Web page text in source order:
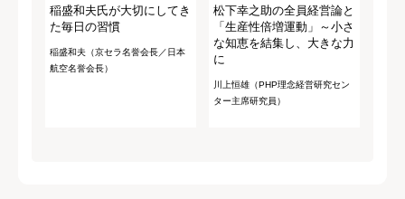
稲盛和夫氏が大切にしてき
た毎日の習慣
稲盛和夫（京セラ名誉会長／日本
航空名誉会長）
松下幸之助の全員経営論と
「生産性倍増運動」～小さ
な知恵を結集し、大きな力
に
川上恒雄（PHP理念経営研究セン
ター主席研究員）